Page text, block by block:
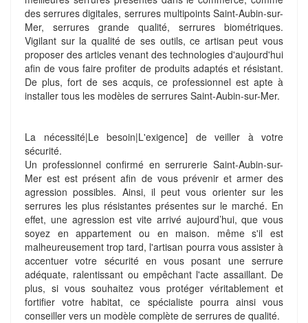
des serrures digitales, serrures multipoints Saint-Aubin-sur-
Mer, serrures grande qualité, serrures biométriques.
Vigilant sur la qualité de ses outils, ce artisan peut vous
proposer des articles venant des technologies d'aujourd'hui
afin de vous faire profiter de produits adaptés et résistant.
De plus, fort de ses acquis, ce professionnel est apte à
installer tous les modèles de serrures Saint-Aubin-sur-Mer.
La nécessité|Le besoin|L'exigence] de veiller à votre
sécurité.
Un professionnel confirmé en serrurerie Saint-Aubin-sur-
Mer est est présent afin de vous prévenir et armer des
agression possibles. Ainsi, il peut vous orienter sur les
serrures les plus résistantes présentes sur le marché. En
effet, une agression est vite arrivé aujourd’hui, que vous
soyez en appartement ou en maison. même s'il est
malheureusement trop tard, l'artisan pourra vous assister à
accentuer votre sécurité en vous posant une serrure
adéquate, ralentissant ou empêchant l'acte assaillant. De
plus, si vous souhaitez vous protéger véritablement et
fortifier votre habitat, ce spécialiste pourra ainsi vous
conseiller vers un modèle complète de serrures de qualité.